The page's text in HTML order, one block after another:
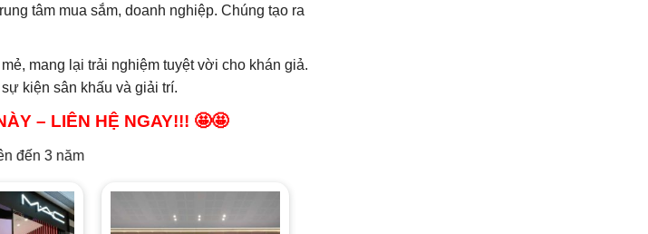
tâm mua sắm, doanh nghiệp. Chúng tạo ra
mang lại trải nghiệm tuyệt vời cho khán giả.
kiện sân khấu và giải trí.
– LIÊN HỆ NGAY!!! 🤩🤩